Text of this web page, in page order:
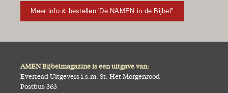
Meer info & bestellen 'De NAMEN in de Bijbel''
AMEN Bijbelmagazine is een uitgave van:
Everread Uitgevers i.s.m. St. Het Morgenrood
Postbus 363